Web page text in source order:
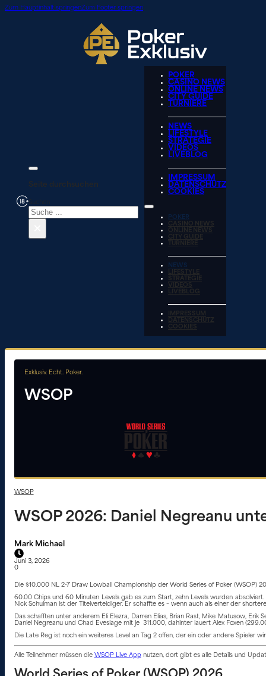
Zum Hauptinhalt springenZum Footer springen
Seite durchsuchen
POKER
CASINO NEWS
ONLINE NEWS
CITY GUIDE
TURNIERE
NEWS
LIFESTYLE
STRATEGIE
VIDEOS
LIVEBLOG
IMPRESSUM
DATENSCHUTZ
COOKIES
POKER
CASINO NEWS
ONLINE NEWS
CITY GUIDE
TURNIERE
NEWS
LIFESTYLE
STRATEGIE
VIDEOS
LIVEBLOG
IMPRESSUM
DATENSCHUTZ
COOKIES
Exklusiv. Echt. Poker.
WSOP
WSOP
WSOP 2026: Daniel Negreanu
Mark Michael
Juni 3, 2026
0
Die $10.000 NL 2-7 Draw Lowball Championship der World Series of Poker (WSOP)
60.00 Chips und 60 Minuten Levels gab es zum Start, zehn Levels wurden
Nick Schulman ist der Titelverteidiger. Er schaffte es – wenn auch als einer der
Das schafften unter anderem Eli Elezra, Darren Elias, Brian Rast, Mike Matusow,
Daniel Negreanu und Chad Eveslage mit je 311.000, dahinter lauert Alex Foxen
Die Late Reg ist noch ein weiteres Level an Tag 2 offen, der ein oder andere Spieler
Alle Teilnehmer müssen die WSOP Live Appnutzen, dort gibt es alle Details und